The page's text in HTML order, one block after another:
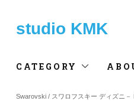
studio KMK
CATEGORY
Swarovski / スワロフスキー ディズニ－